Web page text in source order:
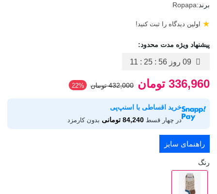
برند:Ropapa
اولین دیدگاه را ثبت کنید! ★
پیشنهاد ویژه مدت محدود:
09 روز 11 : 25 : 55
336,960 تومان 432,000 تومان ‎22%
خرید اقساطی با اسنپ‌پی
در چهار قسط 84,240 تومانی بدون کارمزد
راهنمای سایز
رنگ